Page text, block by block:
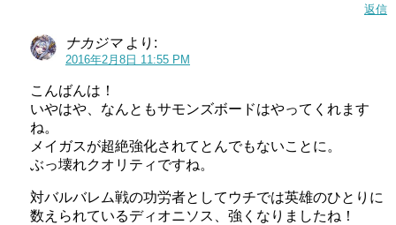
返信
ナカジマ より:
2016年2月8日 11:55 PM
こんばんは！
いやはや、なんともサモンズボードはやってくれます
ね。
メイガスが超絶強化されてとんでもないことに。
ぶっ壊れクオリティですね。
対バルバレム戦の功労者としてウチでは英雄のひとりに
数えられているディオニソス、強くなりましたね！